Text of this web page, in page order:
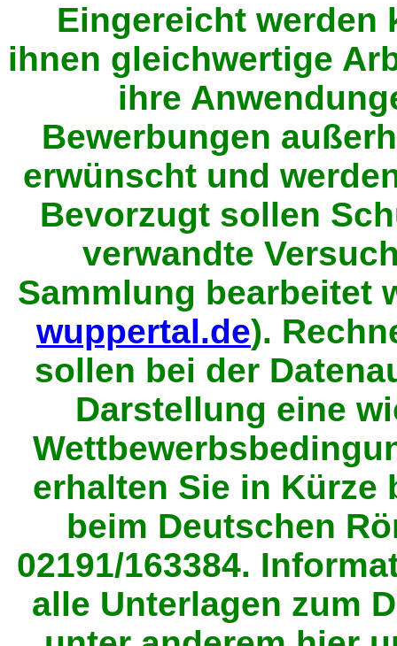
Eingereicht werden
ihnen gleichwertige
ihre
Bewerbungen
erwünscht und
Bevorzugt sollen
verwandte
Sammlung bearbeitet
wuppertal.de).
sollen bei der
Darstellung eine
erhalten Sie in Kürze
beim Deutschen
02191/163384.
alle Unterlagen zum